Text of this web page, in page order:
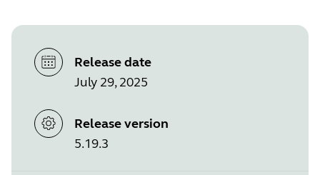
Release date
July 29, 2025
Release version
5.19.3